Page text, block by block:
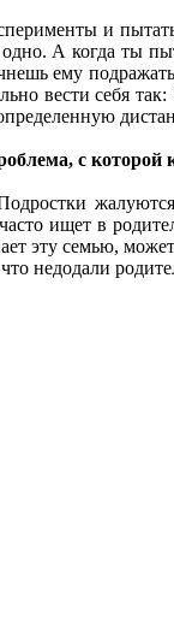
и
А когда ты
ему
вести себя
с
ищет в
эту семью,
недодали